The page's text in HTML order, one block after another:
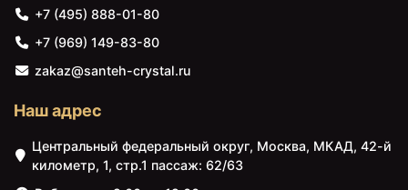
+7 (495) 888-01-80
+7 (969) 149-83-80
zakaz@santeh-crystal.ru
Наш адрес
Центральный федеральный округ, Москва, МКАД, 42-й
километр, 1, стр.1 пассаж: 62/63